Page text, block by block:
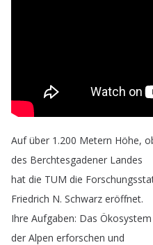
Auf über 1.200 Metern Höhe,
des Berchtesgadener Landes
hat die TUM die
Friedrich N. Schwarz eröffnet.
Ihre Aufgaben: Das Ökosystem
der Alpen erforschen und